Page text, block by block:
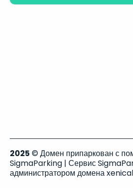
2025 © Домен припаркован с
SigmaParking | Сервис
администратором домена